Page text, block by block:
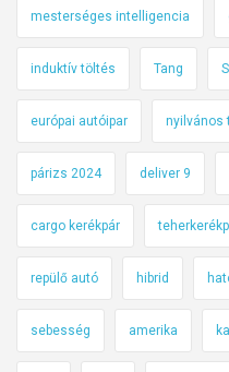
mesterséges intelligencia
induktív töltés Tang
európai autóipar nyilvános
párizs 2024 deliver 9
cargo kerékpár
repülő autó hibrid
sebesség amerika